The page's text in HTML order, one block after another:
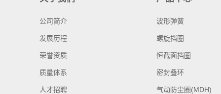
公司简介
发展历程
荣誉资质
质量体系
人才招聘
波形弹簧
螺旋挡圈
恒截面挡圈
密封叠环
气动防尘圈(MDH)